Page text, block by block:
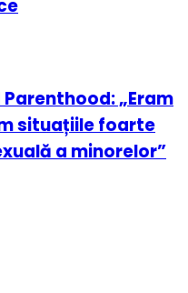
„Eram
situațiile foarte
a minorelor”